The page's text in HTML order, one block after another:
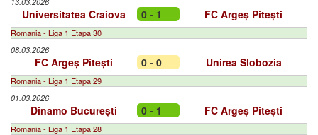
Universitatea Craiova 0 - 1 FC Argeș Pitești
Romania - Liga 1 Etapa 30
08.03.2026
FC Argeș Pitești 0 - 0 Unirea Slobozia
Romania - Liga 1 Etapa 29
01.03.2026
Dinamo București 0 - 1 FC Argeș Pitești
Romania - Liga 1 Etapa 28